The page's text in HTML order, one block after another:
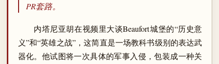
PR套路。
内塔尼亚胡在视频里大谈Beaufort城堡的“历史意
义”和“英雄之战”，这简直是一场教科书级别的表达武
器化。他试图将一次具体的军事入侵，包装成一种关